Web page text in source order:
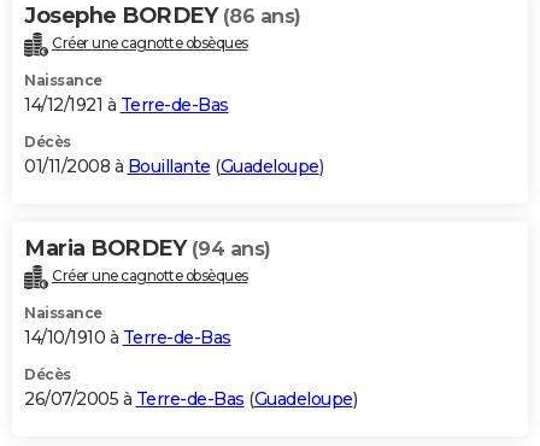
Josephe BORDEY (86 ans)
Créer une cagnotte obsèques
Naissance
14/12/1921 à Terre-de-Bas
Décès
01/11/2008 à Bouillante (Guadeloupe)
Maria BORDEY (94 ans)
Créer une cagnotte obsèques
Naissance
14/10/1910 à Terre-de-Bas
Décès
26/07/2005 à Terre-de-Bas (Guadeloupe)